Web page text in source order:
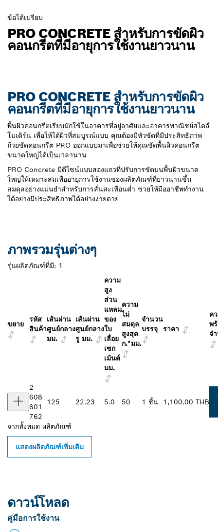
ข้อได้เปรียบ
PRO CONCRETE สำหรับการขัดผิว
คอนกรีตที่มีอายุการใช้งานยาวนาน
PRO CONCRETE สำหรับการขัดผิว
คอนกรีตที่มีอายุการใช้งานยาวนาน
พื้นผิวคอนกรีตเรียบมักใช้ในอาคารที่อยู่อาศัยและอาคารพาณิชย์สไตล์
โมเดิร์น เพื่อให้ได้ผิวที่สมบูรณ์แบบ คุณต้องมีหัวขัดที่มีประสิทธิภาพ
ถ้วยขัดคอนกรีต PRO ออกแบบมาเพื่อช่วยให้คุณขัดพื้นผิวคอนกรีต
ขนาดใหญ่ได้เป็นเวลานาน
PRO Concrete มีดีไซน์แบบสองแถวที่ปรับการขัดบนพื้นผิวขนาด
ใหญ่ให้เหมาะสมเพื่ออายุการใช้งานของผลิตภัณฑ์ที่ยาวนานขึ้น
สมดุลอย่างแม่นยําสําหรับการสั่นสะเทือนต่ำ ช่วยให้มืออาชีพทํางาน
ได้อย่างมีประสิทธิภาพได้อย่างง่ายดาย
ภาพรวมรุ่นต่างๆ
รุ่นผลิตภัณฑ์ที่มี: 1
ขยาย
รหัส
สินค้า
เส้นผ่าน
ศูนย์กลาง
มม.
เส้นผ่าน
ศูนย์กลาง
รู มม.
ความ
สูง
ส่วน
แหลม
ของ
ใบ
เลื่อย
เซก
เม้นต์
มม.
ความ
ไม่
สมดุล
สูงสุด
ก.*มม.
จำนวน
บรรจุ
ราคา
ค
พ
จ
2
608
601
762
125 22.23 5.0 50 1 ชิ้น 1,100.00 THB
จากทั้งหมด ผลิตภัณฑ์
แสดงผลิตภัณฑ์เพิ่มเติม
ดาวน์โหลด
คู่มือการใช้งาน